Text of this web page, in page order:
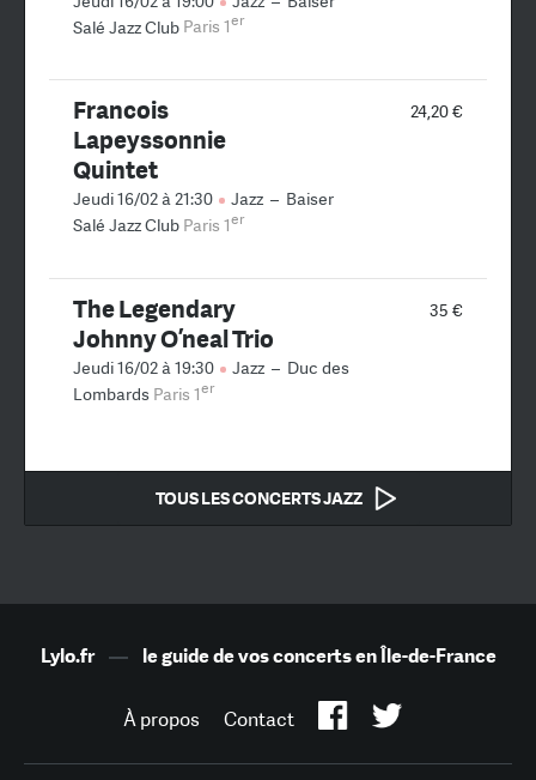
Salé Jazz Club Paris 1er
24,20 €
Francois
Lapeyssonnie
Quintet
Jeudi 16/02 à 21:30 Jazz – Baiser
Salé Jazz Club Paris 1er
35 €
The Legendary
Johnny O’neal Trio
Jeudi 16/02 à 19:30 Jazz – Duc des
Lombards Paris 1er
TOUS LES CONCERTS JAZZ
Lylo.fr— le guide de vos concerts en Île-de-France
À propos Contact